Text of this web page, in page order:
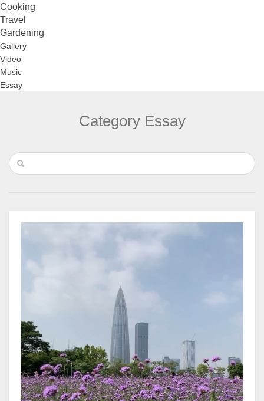
Cooking
Travel
Gardening
Gallery
Video
Music
Essay
Category Essay